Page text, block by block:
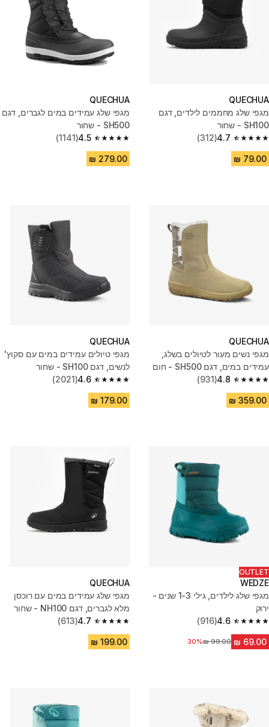
QUECHUA
מגפי שלג מחממים לילדים, דגם
SH100 - שחור
4.7
4.7 out of 5 stars from 312 reviews
(312)
QUECHUA
מגפי שלג עמידים במים לגברים, דגם
SH500 - שחור
4.5
4.5 out of 5 stars from 1141 reviews
(1141)
QUECHUA
מגפי נשים מעור לטיולים בשלג,
עמידים במים, דגם SH500 - חום
4.8
4.8 out of 5 stars from 931 reviews
(931)
QUECHUA
מגפי טיולים עמידים במים עם סקוץ'
לנשים, דגם SH100 - שחור
4.6
4.6 out of 5 stars from 2021 reviews
(2021)
OUTLET
WEDZE
מגפי שלג לילדים, גילי 1-3 שנים -
ירוק
4.6
4.6 out of 5 stars from 916 reviews
(916)
מחיר לפני הנחה‏99.00 ₪
30%
QUECHUA
מגפי שלג עמידים במים עם רוכסן
מלא לגברים, דגם NH100 - שחור
4.7
4.7 out of 5 stars from 613 reviews
(613)